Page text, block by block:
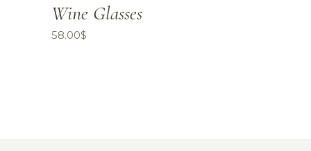
Wine Glasses
58.00$